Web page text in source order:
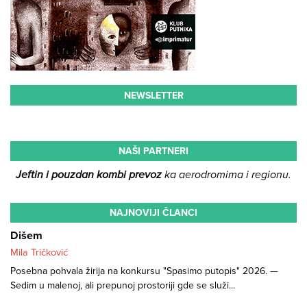
NEWSLETTER
NAŠI PARTNERI
Jeftin i pouzdan kombi prevozka aerodromima i regionu.
NAJNOVIJI ČLANCI
Dišem
Mila Tričković
Posebna pohvala žirija na konkursu "Spasimo putopis" 2026. —
Sedim u malenoj, ali prepunoj prostoriji gde se služi...